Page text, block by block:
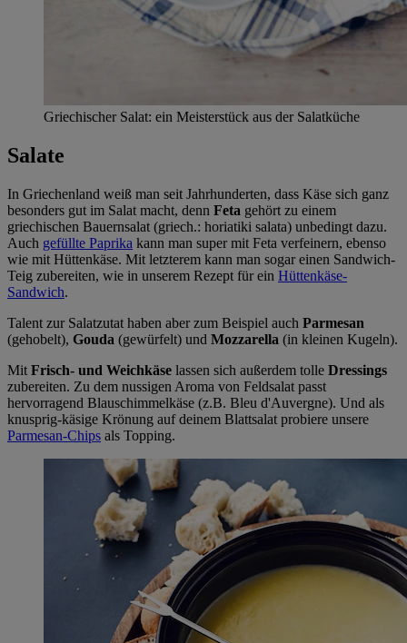
Griechischer Salat: ein Meisterstück aus der Salatküche
Salate
In Griechenland weiß man seit Jahrhunderten, dass Käse sich ganz
besonders gut im Salat macht, denn Feta gehört zu einem
griechischen Bauernsalat (griech.: horiatiki salata) unbedingt dazu.
Auch gefüllte Paprika kann man super mit Feta verfeinern, ebenso
wie mit Hüttenkäse. Mit letzterem kann man sogar einen Sandwich-
Teig zubereiten, wie in unserem Rezept für ein Hüttenkäse-
Sandwich.
Talent zur Salatzutat haben aber zum Beispiel auch Parmesan
(gehobelt), Gouda (gewürfelt) und Mozzarella (in kleinen Kugeln).
Mit Frisch- und Weichkäse lassen sich außerdem tolle Dressings
zubereiten. Zu dem nussigen Aroma von Feldsalat passt
hervorragend Blauschimmelkäse (z.B. Bleu d'Auvergne). Und als
knusprig-käsige Krönung auf deinem Blattsalat probiere unsere
Parmesan-Chips als Topping.